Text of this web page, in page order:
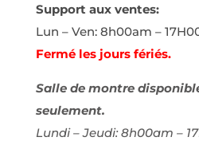
Support aux ventes:
Lun – Ven: 8h00am –
Fermé les jours fériés.
Salle de montre
seulement.
Lundi – Jeudi: 8h00am –